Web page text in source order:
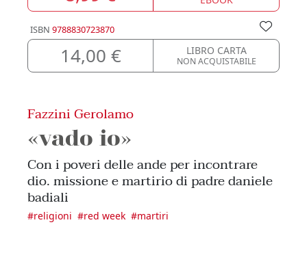
ISBN 9788830723870
14,00 € LIBRO CARTA
NON ACQUISTABILE
Fazzini Gerolamo
«vado io»
Con i poveri delle ande per incontrare
dio. missione e martirio di padre daniele
badiali
#religioni #red week #martiri